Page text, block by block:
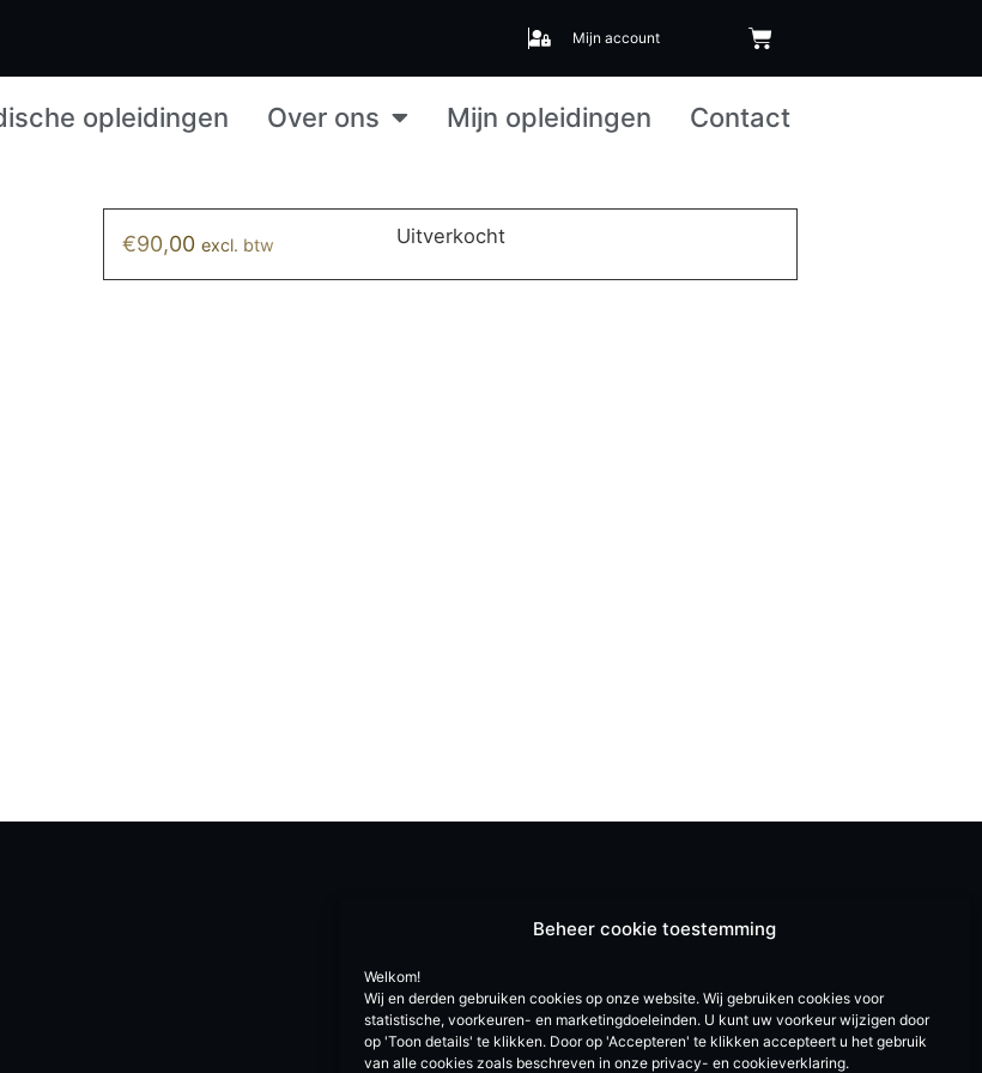
Beheer cookie toestemming
Welkom!
Wij en derden gebruiken cookies op onze website. Wij gebruiken cookies voor
statistische, voorkeuren- en marketingdoeleinden. U kunt uw voorkeur wijzigen door
op 'Toon details' te klikken. Door op 'Accepteren' te klikken accepteert u het gebruik
van alle cookies zoals beschreven in onze privacy- en cookieverklaring.
Mijn account
opleidingen Over ons Mijn opleidingen Contact
€90,00 excl. btw Uitverkocht